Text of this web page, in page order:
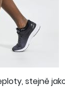
stejně